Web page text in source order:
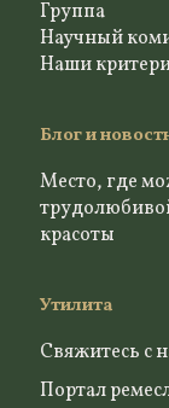
Группа
Научный
Наши
Блог и
Место, где
красоты
Утилита
Свяжитесь с
Портал